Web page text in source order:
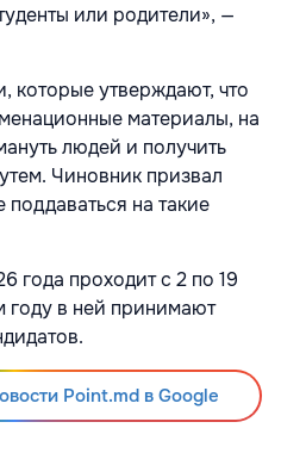
или родители», —
которые утверждают, что
материалы, на
людей и получить
Чиновник призвал
поддаваться на такие
года проходит с 2 по 19
году в ней принимают
Point.md в Google